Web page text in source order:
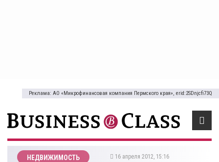
Реклама: АО «Микрофинансовая компания Пермского края», erid:2SDnjcfi73Q
НЕДВИЖИМОСТЬ 16 апреля 2012, 15:16